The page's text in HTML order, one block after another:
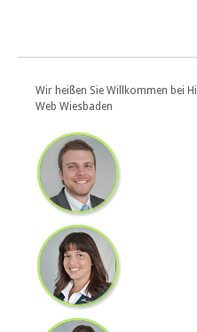
Wir heißen Sie Willkommen bei Hi
Web Wiesbaden